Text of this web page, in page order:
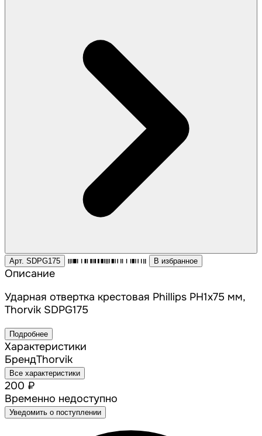
Арт. SDPG175 В избранное
Описание
Ударная отвертка крестовая Phillips PH1x75 мм,
Thorvik SDPG175
Подробнее
Характеристики
БрендThorvik
Все характеристики
200 ₽
Временно недоступно
Уведомить о поступлении